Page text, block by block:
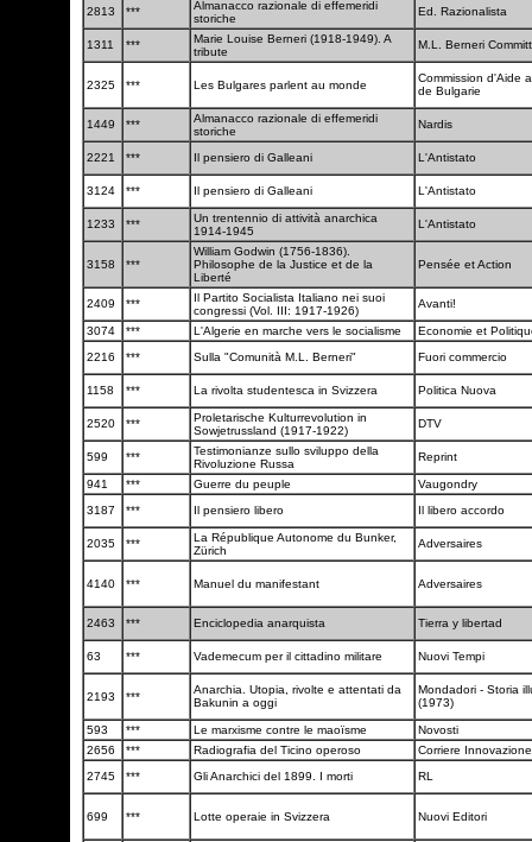
2813
***
Almanacco razionale di effemeridi
storiche
Ed. Razionalista
1311 ***
Marie Louise Berneri (1918-1949). A
tribute
M.L. Berneri
2325 *** Les Bulgares parlent au monde
Commission d'Aide
de Bulgarie
1449 ***
Almanacco razionale di effemeridi
storiche
Nardis
2221 *** Il pensiero di Galleani L'Antistato
3124 *** Il pensiero di Galleani L'Antistato
1233 ***
Un trentennio di attività anarchica
1914-1945
L'Antistato
3158 ***
William Godwin (1756-1836).
Philosophe de la Justice et de la
Liberté
Pensée et Action
2409 ***
Il Partito Socialista Italiano nei suoi
congressi (Vol. III: 1917-1926)
Avanti!
3074 *** L'Algerie en marche vers le socialisme
Economie et
2216
*** Sulla "Comunità M.L. Berneri" Fuori commercio
1158 *** La rivolta studentesca in Svizzera Politica Nuova
2520 ***
Proletarische Kulturrevolution in
Sowjetrussland (1917-1922)
DTV
599 ***
Testimonianze sullo sviluppo della
Rivoluzione Russa
Reprint
941 *** Guerre du peuple
Vaugondry
3187
*** Il pensiero libero Il libero accordo
2035 ***
La République Autonome du Bunker,
Zürich
Adversaires
4140 *** Manuel du manifestant Adversaires
2463 *** Enciclopedia anarquista Tierra y libertad
63 *** Vademecum per il cittadino militare Nuovi Tempi
2193 ***
Anarchia. Utopia, rivolte e attentati da
Bakunin a oggi
Mondadori - Storia
(1973)
593 *** Le marxisme contre le maoïsme
Novosti
2656
*** Radiografia del Ticino operoso
Corriere
2745
*** Gli Anarchici del 1899. I morti RL
699 *** Lotte operaie in Svizzera Nuovi Editori